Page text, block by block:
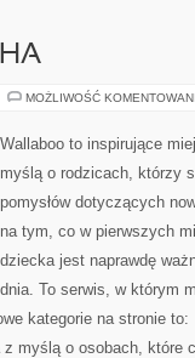
MOŻLIWOŚĆ
Wallaboo to inspirujące
myślą o rodzicach, którzy
pomysłów dotyczących
na tym, co w pierwszych
dziecka jest naprawdę
dnia. To serwis, w którym
kategorie na stronie
z myślą o osobach,